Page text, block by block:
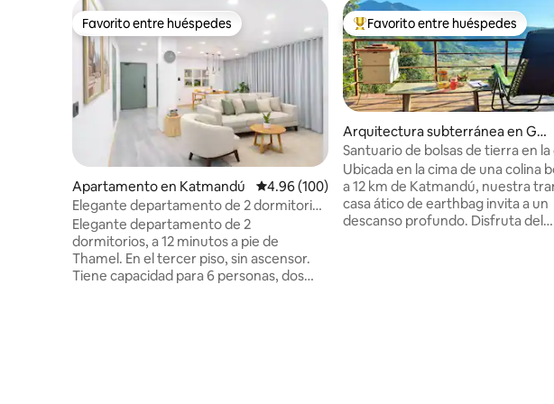
Favorito entre huéspedes
Favorito entre huéspedes
Apartamento en Katmandú Calificación promedio: 4.96 de 5, 100 reseñas
4.96 (100)
Elegante departamento de 2 dormitorios
· Cerca de Thamel
Elegante departamento de 2
dormitorios, a 12 minutos a pie de
Thamel. En el tercer piso, sin ascensor.
Tiene capacidad para 6 personas, dos
Favorito entre huéspedes
Favorito entre huéspedes
Arquitectura subterránea en Go
dawari
Santuario de bolsas de tierra en la
de una colina cerca de Katmandú
Ubicada en la cima de una colina
a 12 km de Katmandú, nuestra
casa ático de earthbag invita a un
descanso profundo. Disfruta del